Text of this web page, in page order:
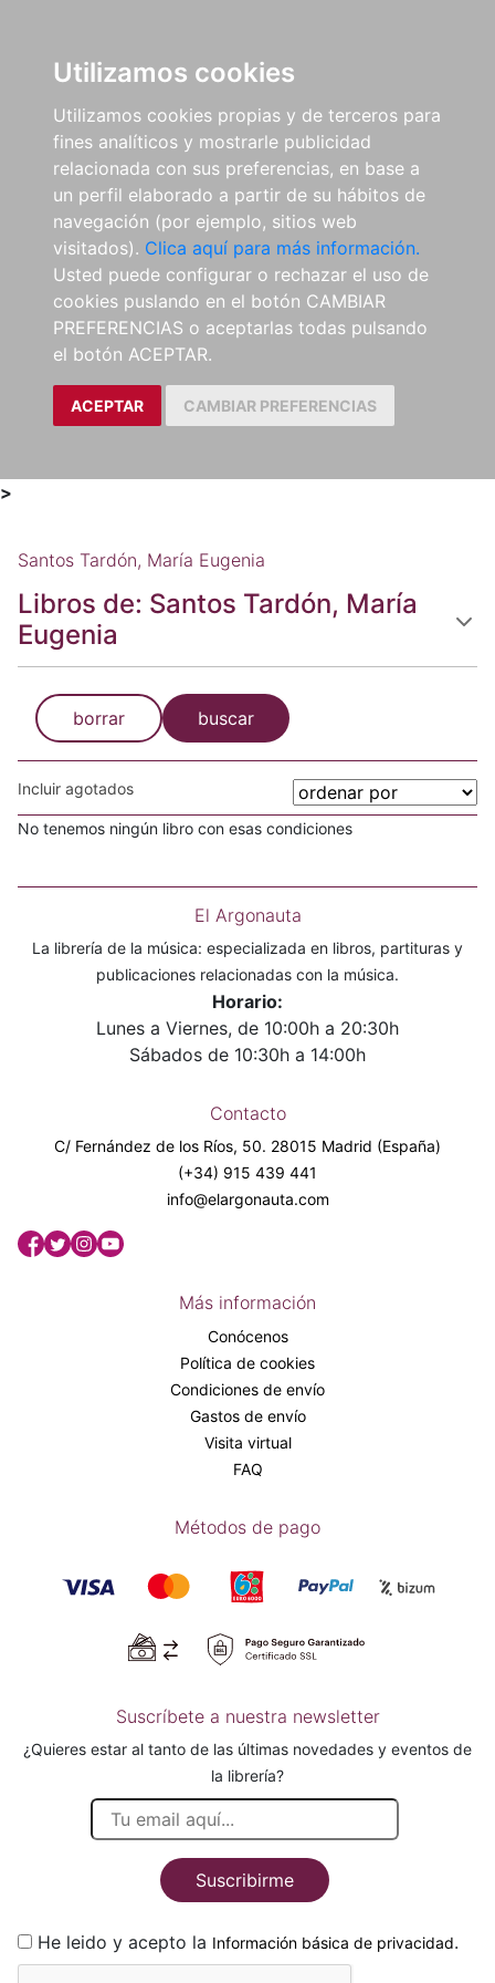
Utilizamos cookies
Utilizamos cookies propias y de terceros para
fines analíticos y mostrarle publicidad
relacionada con sus preferencias, en base a
un perfil elaborado a partir de su hábitos de
navegación (por ejemplo, sitios web
visitados). Clica aquí para más información.
Usted puede configurar o rechazar el uso de
cookies puslando en el botón CAMBIAR
PREFERENCIAS o aceptarlas todas pulsando
el botón ACEPTAR.
ACEPTAR CAMBIAR PREFERENCIAS
>
Santos Tardón, María Eugenia
Libros de: Santos Tardón, María
Eugenia
borrar buscar
Incluir agotados
No tenemos ningún libro con esas condiciones
El Argonauta
La librería de la música: especializada en libros, partituras y
publicaciones relacionadas con la música.
Horario:
Lunes a Viernes, de 10:00h a 20:30h
Sábados de 10:30h a 14:00h
Contacto
C/ Fernández de los Ríos, 50. 28015 Madrid (España)
(+34) 915 439 441
info@elargonauta.com
Más información
Conócenos
Política de cookies
Condiciones de envío
Gastos de envío
Visita virtual
FAQ
Métodos de pago
Suscríbete a nuestra newsletter
¿Quieres estar al tanto de las últimas novedades y eventos de
la librería?
Suscribirme
He leido y acepto la Información básica de privacidad.